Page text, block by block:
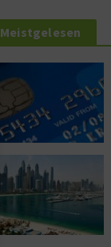
Meistgelesen